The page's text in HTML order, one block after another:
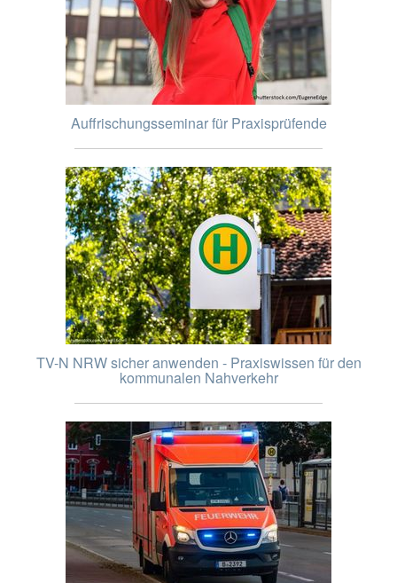
Auffrischungsseminar für Praxisprüfende
TV-N NRW sicher anwenden - Praxiswissen für den
kommunalen Nahverkehr